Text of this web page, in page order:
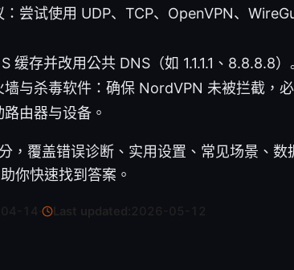
：尝试使用 UDP、TCP、OpenVPN、
缓存并改用公共 DNS（如 1.1.1.1、8.8.8.8）
墙与杀毒软件：确保 NordVPN 未被拦截，
由器与设备。
，覆盖错误诊断、实用设置、常见场景、数
你快速找到答案。
Last updated: